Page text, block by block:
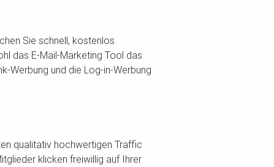
Sie schnell, kostenlos
das E-Mail-Marketing Tool das
Werbung und die Log-in-Werbung
qualitativ hochwertigen Traffic
klicken freiwillig auf Ihrer